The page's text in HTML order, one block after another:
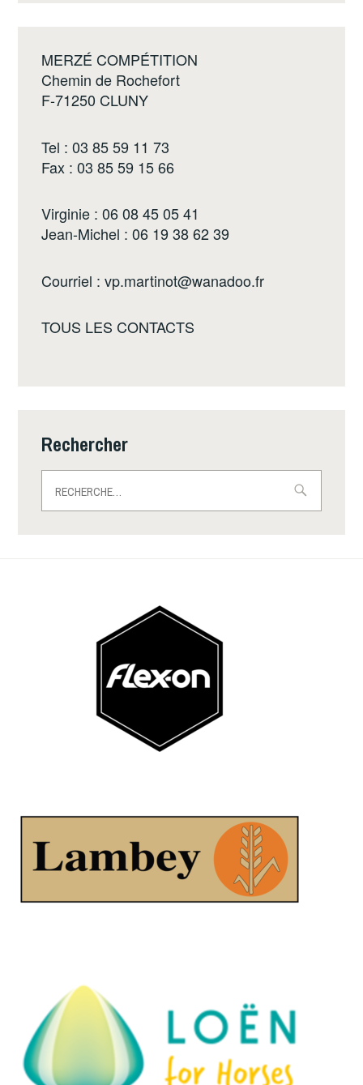
MERZÉ COMPÉTITION
Chemin de Rochefort
F-71250 CLUNY
Tel : 03 85 59 11 73
Fax : 03 85 59 15 66
Virginie : 06 08 45 05 41
Jean-Michel : 06 19 38 62 39
Courriel :vp.martinot@wanadoo.fr
TOUS LES CONTACTS
Rechercher